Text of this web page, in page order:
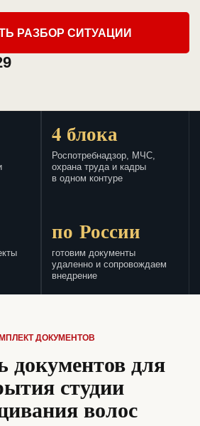
РАЗБОР СИТУАЦИИ
4 блока
Роспотребнадзор, МЧС,
охрана труда и кадры
в одном контуре
по России
готовим документы
удаленно и сопровождаем
внедрение
ДОКУМЕНТОВ
документов для
студии
волос